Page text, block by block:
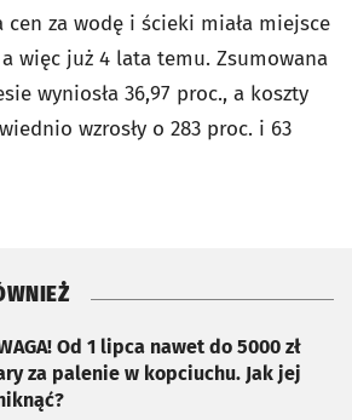
cen za wodę i ścieki miała miejsce
więc już 4 lata temu. Zsumowana
wyniosła 36,97 proc., a koszty
wzrosły o 283 proc. i 63
Od 1 lipca nawet do 5000 zł
za palenie w kopciuchu. Jak jej
karcie